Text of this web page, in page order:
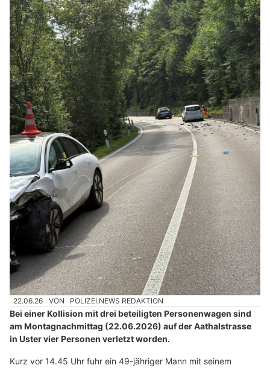
22.06.26 VON POLIZEI.NEWS REDAKTION
Bei einer Kollision mit drei beteiligten Personenwagen sind
am Montagnachmittag (22.06.2026) auf der Aathalstrasse
in Uster vier Personen verletzt worden.
Kurz vor 14.45 Uhr fuhr ein 49-jähriger Mann mit seinem